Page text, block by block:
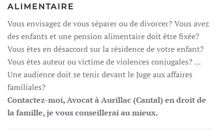
ALIMENTAIRE
Vous envisagez de vous séparer ou de divorcer? Vous avez
des enfants et une pension alimentaire doit être fixée?
Vous êtes en désaccord sur la résidence de votre enfant?
Vous êtes auteur ou victime de violences conjugales? …
Une audience doit se tenir devant le Juge aux affaires
familiales?
Contactez-moi, Avocat à Aurillac (Cantal) en droit de
la famille, je vous conseillerai au mieux.